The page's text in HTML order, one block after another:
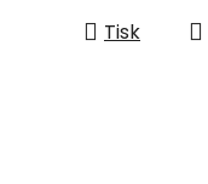
Tisk